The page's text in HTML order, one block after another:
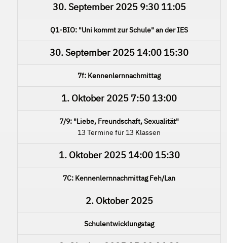
30. September 20259:30 11:05
Q1-BIO: "Uni kommt zur Schule" an der IES
30. September 2025 14:00 15:30
7f: Kennenlernnachmittag
1. Oktober 2025 7:50 13:00
7/9: "Liebe, Freundschaft, Sexualität"
13 Termine für 13 Klassen
1. Oktober 202514:00 15:30
7C: Kennenlernnachmittag Feh/Lan
2. Oktober 2025
Schulentwicklungstag